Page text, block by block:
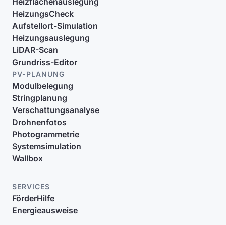
HeizungsCheck
Aufstellort-Simulation
Heizungsauslegung
LiDAR-Scan
Grundriss-Editor
PV-PLANUNG
Modulbelegung
Stringplanung
Verschattungsanalyse
Drohnenfotos
Photogrammetrie
Systemsimulation
Wallbox
SERVICES
FörderHilfe
Energieausweise